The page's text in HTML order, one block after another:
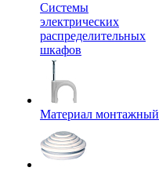
Системы
электрических
распределительных
шкафов
Материал монтажный